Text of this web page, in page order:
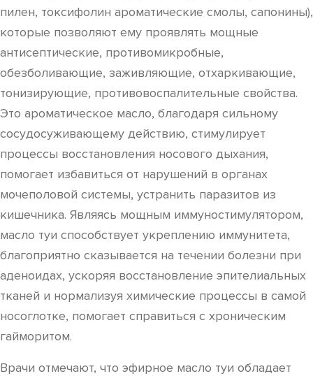
пилен, токсифолин ароматические смолы, сапонины),
которые позволяют ему проявлять мощные
антисептические, противомикробные,
обезболивающие, заживляющие, отхаркивающие,
тонизирующие, противовоспалительные свойства.
Это ароматическое масло, благодаря сильному
сосудосуживающему действию, стимулирует
процессы восстановления носового дыхания,
помогает избавиться от нарушений в органах
мочеполовой системы, устранить паразитов из
кишечника. Являясь мощным иммуностимулятором,
масло туи способствует укреплению иммунитета,
благоприятно сказывается на течении болезни при
аденоидах, ускоряя восстановление эпителиальных
тканей и нормализуя химические процессы в самой
носоглотке, помогает справиться с хроническим
гайморитом.
Врачи отмечают, что эфирное масло туи обладает